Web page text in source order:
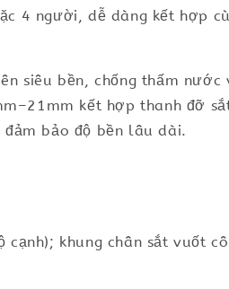
4 người, dễ dàng kết hợp
siêu bền, chống thấm nước
kết hợp thanh đỡ
đảm bảo độ bền lâu dài.
khung chân sắt vuốt